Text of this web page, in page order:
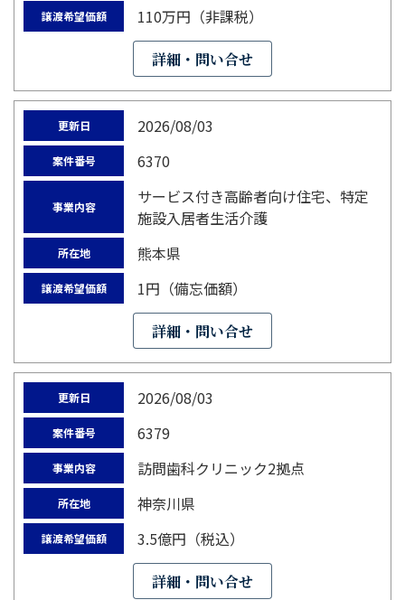
譲渡希望価額 110万円（非課税）
詳細・問い合せ
更新日 2026/08/03
案件番号 6370
事業内容
サービス付き高齢者向け住宅、特定
施設入居者生活介護
所在地 熊本県
譲渡希望価額 1円（備忘価額）
詳細・問い合せ
更新日 2026/08/03
案件番号 6379
事業内容 訪問歯科クリニック2拠点
所在地 神奈川県
譲渡希望価額 3.5億円（税込）
詳細・問い合せ